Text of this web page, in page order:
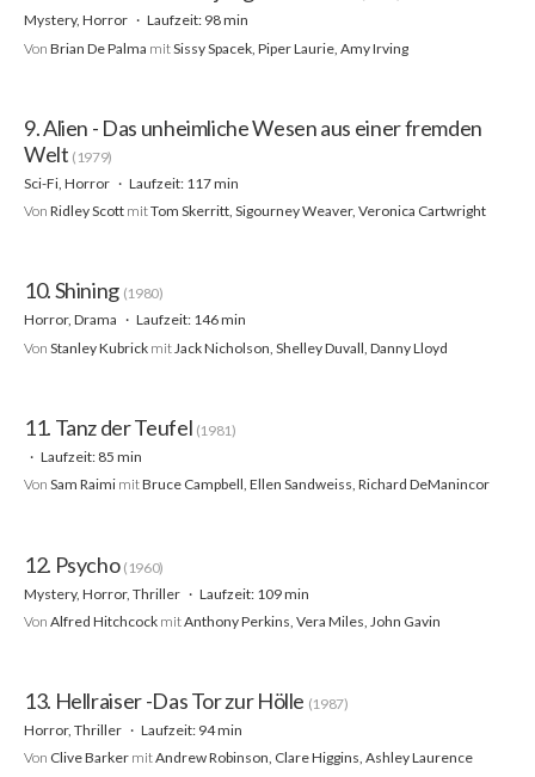
Mystery, Horror
Laufzeit: 98 min
Von Brian De Palma mitSissy Spacek, Piper Laurie, Amy Irving
9. Alien - Das unheimliche Wesen aus einer fremden
Welt (1979)
Sci-Fi, Horror
Laufzeit: 117 min
Von Ridley Scott mitTom Skerritt, Sigourney Weaver, Veronica Cartwright
10. Shining (1980)
Horror, Drama
Laufzeit: 146 min
Von Stanley Kubrick mit Jack Nicholson, Shelley Duvall, Danny Lloyd
11. Tanz der Teufel (1981)
Laufzeit: 85 min
Von Sam Raimi mitBruce Campbell, Ellen Sandweiss, Richard DeManincor
12. Psycho (1960)
Mystery, Horror, Thriller
Laufzeit: 109 min
Von Alfred Hitchcock mitAnthony Perkins, Vera Miles, John Gavin
13. Hellraiser -Das Tor zur Hölle (1987)
Horror, Thriller
Laufzeit: 94 min
Von Clive Barker mitAndrew Robinson, Clare Higgins, Ashley Laurence